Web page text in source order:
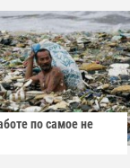
по самое не